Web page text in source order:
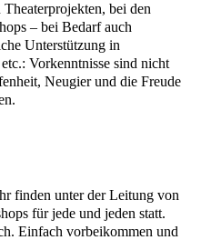
bei den
– bei Bedarf auch
Unterstützung in
Vorkenntnisse sind nicht
Neugier und die Freude
finden unter der Leitung von
für jede und jeden statt.
Einfach vorbeikommen und